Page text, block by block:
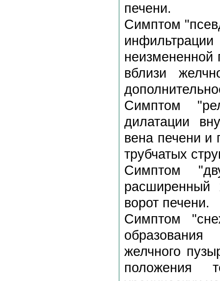
печени.
Симптом
неизмененной
вблизи
Симптом
дилатации
вена печени и
трубчатых
Симптом
расширенный
ворот печени.
Симптом
желчного
положения